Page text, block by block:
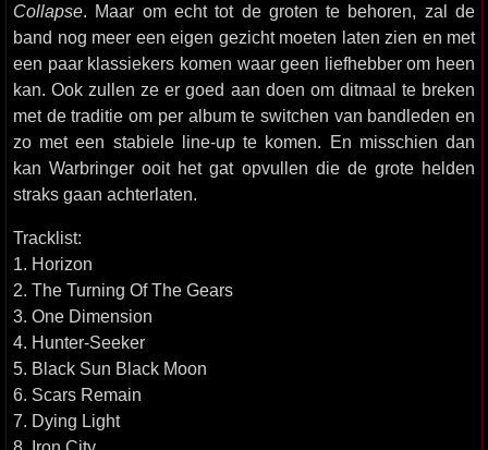
Collapse. Maar om echt tot de groten te behoren, zal de
band nog meer een eigen gezicht moeten laten zien en met
een paar klassiekers komen waar geen liefhebber om heen
kan. Ook zullen ze er goed aan doen om ditmaal te breken
met de traditie om per album te switchen van bandleden en
zo met een stabiele line-up te komen. En misschien dan
kan Warbringer ooit het gat opvullen die de grote helden
straks gaan achterlaten.
Tracklist:
1. Horizon
2. The Turning Of The Gears
3. One Dimension
4. Hunter-Seeker
5. Black Sun Black Moon
6. Scars Remain
7. Dying Light